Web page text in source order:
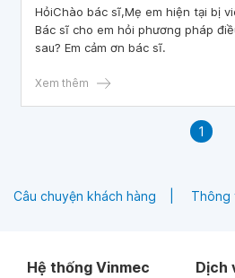
HỏiChào bác sĩ,Mẹ em hiện tại bị
Bác sĩ cho em hỏi phương pháp
sau? Em cảm ơn bác sĩ.
Xem thêm
1
Câu chuyện khách hàng Thông
Hệ thống Vinmec Dịch